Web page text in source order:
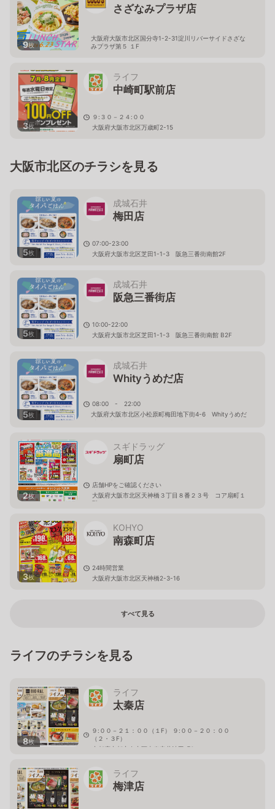
9枚
さざなみプラザ店
大阪府大阪市北区国分寺1-2-31淀川リバーサイドさざな
みプラザ第５ １F
3枚
ライフ
中崎町駅前店
９:３０－２４:００
大阪府大阪市北区万歳町2-15
大阪市北区のチラシを見る
5枚
成城石井
梅田店
07:00-23:00
大阪府大阪市北区芝田1-1-3 阪急三番街南館2F
5枚
成城石井
阪急三番街店
10:00-22:00
大阪府大阪市北区芝田1-1-3 阪急三番街南館 B2F
5枚
成城石井
Whityうめだ店
08:00 - 22:00
大阪府大阪市北区小松原町梅田地下街4-6 Whityうめだ
2枚
スギドラッグ
扇町店
店舗HPをご確認ください
大阪府大阪市北区天神橋３丁目８番２３号 コア扇町１
階
3枚
KOHYO
南森町店
24時間営業
大阪府大阪市北区天神橋2-3-16
すべて見る
ライフのチラシを見る
8枚
ライフ
太秦店
９:００－２１：００（１F） ９:００－２０：００
（２・３F）
京都府京都市右京区太秦安井池田町6
ライフ
梅津店